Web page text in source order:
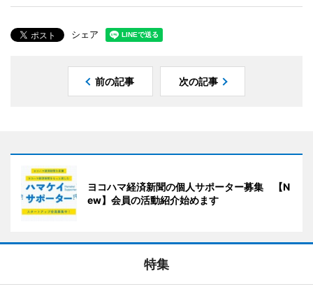
シェア
前の記事 次の記事
ヨコハマ経済新聞の個人サポーター募集 【N
ew】会員の活動紹介始めます
特集